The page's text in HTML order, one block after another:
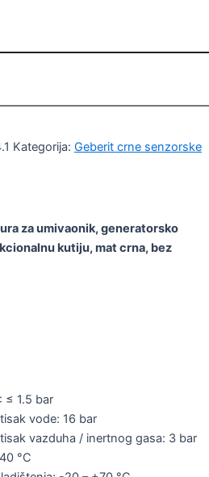
Kategorija: Geberit crne senzorske
za umivaonik, generatorsko
kutiju, mat crna, bez
≤ 1.5 bar
vode: 16 bar
vazduha / inertnog gasa: 3 bar
°C